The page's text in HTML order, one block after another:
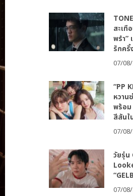
สะเทื
พรำ”
รักครั้
07/
“PP
หวาน
พร้อม
สีสันใ
07/
วัยรุ่น
07/